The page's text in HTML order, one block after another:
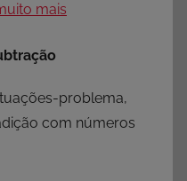
mais
problema,
com números